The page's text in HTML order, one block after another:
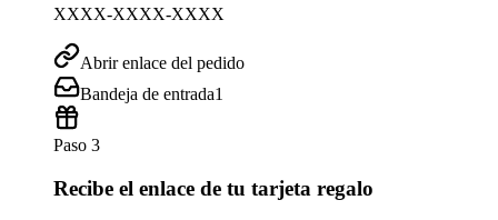
XXXX-XXXX-XXXX
Abrir enlace del pedido
Bandeja de entrada1
Paso 3
Recibe el enlace de tu tarjeta regalo